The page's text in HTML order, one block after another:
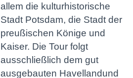
allem die kulturhistorische
Stadt Potsdam, die Stadt der
preußischen Könige und
Kaiser. Die Tour folgt
ausschließlich dem gut
ausgebauten Havellandund